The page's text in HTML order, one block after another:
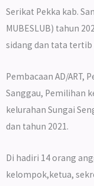
Serikat Pekka kab.
MUBESLUB) tahun
sidang dan tata tertib
Pembacaan AD/
Sanggau, Pemilihan
kelurahan Sungai
dan tahun 2021.
Di hadiri 14 orang
kelompok,ketua,